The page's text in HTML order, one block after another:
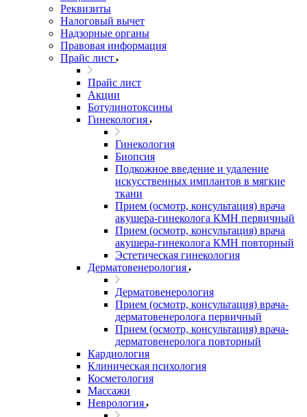
Реквизиты
Налоговый вычет
Надзорные органы
Правовая информация
Прайс лист
Прайс лист
Акции
Ботулинотоксины
Гинекология
Гинекология
Биопсия
Подкожное введение и удаление
искусственных имплантов в мягкие
ткани
Прием (осмотр, консультация) врача
акушера-гинеколога КМН первичный
Прием (осмотр, консультация) врача
акушера-гинеколога КМН повторный
Эстетическая гинекология
Дерматовенерология
Дерматовенерология
Прием (осмотр, консультация) врача-
дерматовенеролога первичный
Прием (осмотр, консультация) врача-
дерматовенеролога повторный
Кардиология
Клиническая психология
Косметология
Массажи
Неврология